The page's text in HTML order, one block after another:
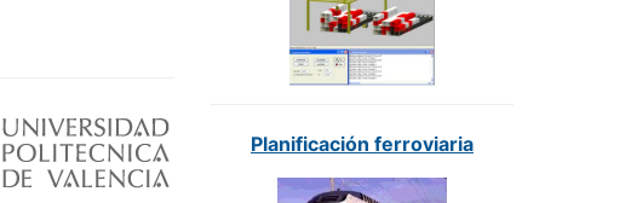
Planificación ferroviaria